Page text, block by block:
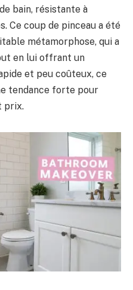
bain, résistante à
Ce coup de pinceau a été
métamorphose, qui a
en lui offrant un
et peu coûteux, ce
tendance forte pour
prix.